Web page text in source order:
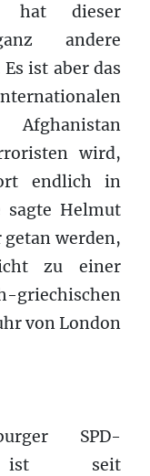
hat dieser
andere
ist aber das
Afghanistan
wird,
endlich in
sagte Helmut
getan werden,
zu einer
von London
SPD-
ist seit